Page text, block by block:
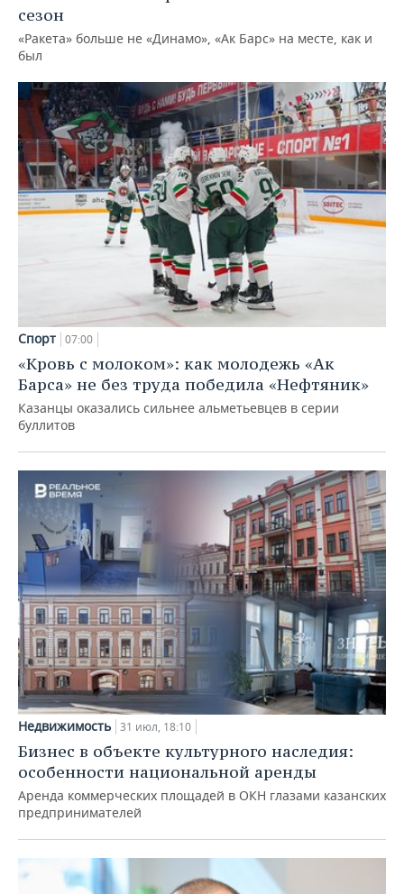
сезон
«Ракета» больше не «Динамо», «Ак Барс» на месте, как и
был
Спорт 07:00
«Кровь с молоком»: как молодежь «Ак
Барса» не без труда победила «Нефтяник»
Казанцы оказались сильнее альметьевцев в серии
буллитов
Недвижимость 31 июл, 18:10
Бизнес в объекте культурного наследия:
особенности национальной аренды
Аренда коммерческих площадей в ОКН глазами казанских
предпринимателей